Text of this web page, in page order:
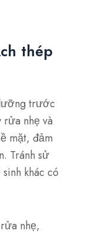
thép
trước
nhẹ và
mặt, đảm
Tránh sử
khác có
nhẹ,